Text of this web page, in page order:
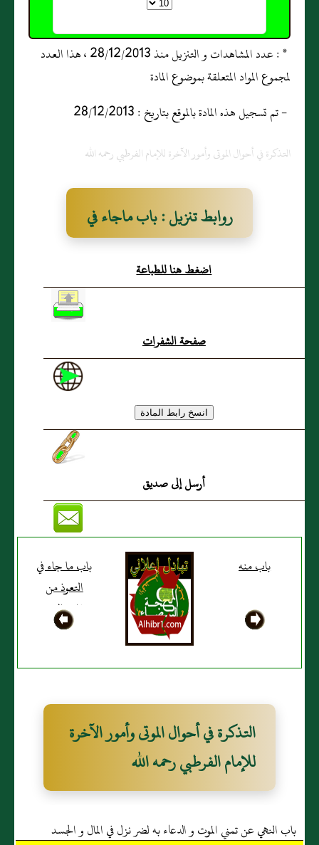
* : عدد المشاهدات و التنزيل منذ 28/12/2013 ، هذا العدد
لمجموع المواد المتعلقة بموضوع المادة
- تم تسجيل هذه المادة بالموقع بتاريخ : 28/12/2013
التذكرة في أحوال الموتى وأمور الآخرة للإمام الفرطبي رحمه الله
روابط تنزيل : باب ماجاء في
بشرى المؤمن في قبره
اضغط هنا للطباعة
صفحة الشفرات
أرسل إلى صديق
باب منه
باب ما جاء في
التعوذ من
عذاب القبر و
فتنته
التذكرة في أحوال الموتى وأمور الآخرة
للإمام الفرطبي رحمه الله
باب النهي عن تمني الموت و الدعاء به لضر نزل في المال و الجسد